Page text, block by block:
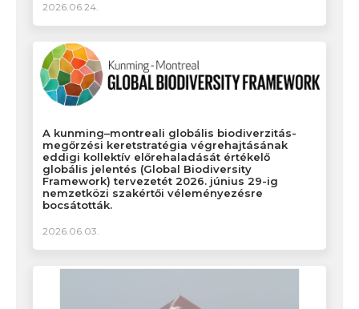
2026.06.24.
A kunming–montreali globális biodiverzitás-
megőrzési keretstratégia végrehajtásának
eddigi kollektív előrehaladását értékelő
globális jelentés (Global Biodiversity
Framework) tervezetét 2026. június 29-ig
nemzetközi szakértői véleményezésre
bocsátották.
2026.06.03.